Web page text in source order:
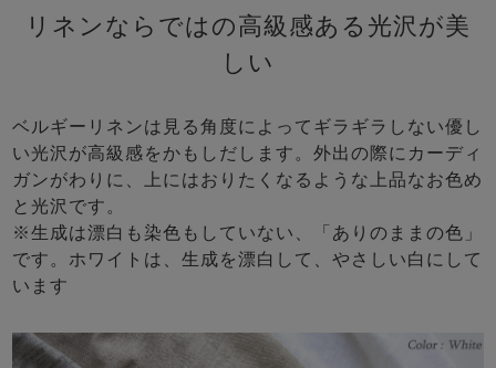
リネンならではの高級感ある光沢が美
しい
ベルギーリネンは見る角度によってギラギラしない優し
い光沢が高級感をかもしだします。外出の際にカーディ
ガンがわりに、上にはおりたくなるような上品なお色め
と光沢です。
※生成は漂白も染色もしていない、「ありのままの色」
です。ホワイトは、生成を漂白して、やさしい白にして
います